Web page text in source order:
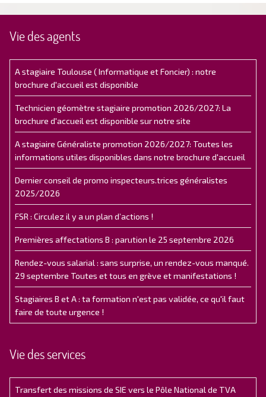
Vie des agents
A stagiaire Toulouse ( Informatique et Foncier) : notre
brochure d'accueil est disponible
Technicien géomètre stagiaire promotion 2026/2027: La
brochure d'accueil est disponible sur notre site
A stagiaire Généraliste promotion 2026/2027: Toutes les
informations utiles disponibles dans notre brochure d'accueil
Dernier conseil de promo inspecteurs.trices généralistes
2025/2026
FSR : Circulez il y a un plan d’actions !
Premières affectations B : parution le 25 septembre 2026
Rendez-vous salarial : sans surprise, un rendez-vous manqué.
29 septembre Toutes et tous en grève et manifestations !
Stagiaires B et A : ta formation n'est pas validée, ce qu'il faut
faire de toute urgence !
Vie des services
Transfert des missions de SIE vers le Pôle National de TVA